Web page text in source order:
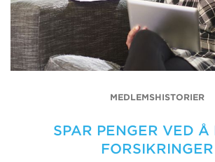
MEDLEMSHISTORIER
SPAR PENGER VED Å
FORSIKRINGER